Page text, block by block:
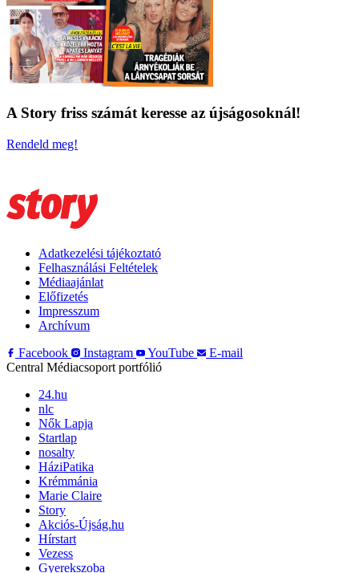
A Story friss számát keresse az újságosoknál!
Rendeld meg!
Adatkezelési tájékoztató
Felhasználási Feltételek
Médiaajánlat
Előfizetés
Impresszum
Archívum
Facebook
Instagram YouTube
E-mail
Central Médiacsoport portfólió
24.hu
nlc
Nők Lapja
Startlap
nosalty
HáziPatika
Krémmánia
Marie Claire
Story
Akciós-Újság.hu
Hírstart
Vezess
Gyerekszoba